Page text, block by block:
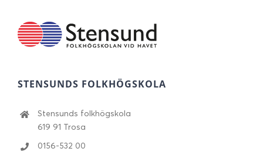
STENSUNDS FOLKHÖGSKOLA
Stensunds folkhögskola
619 91 Trosa
0156-532 00